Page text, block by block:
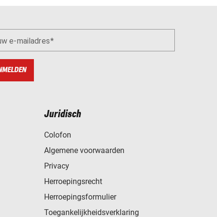
e-mailadres
Juridisch
Colofon
Algemene voorwaarden
Privacy
Herroepingsrecht
Herroepingsformulier
Toegankelijkheidsverklaring